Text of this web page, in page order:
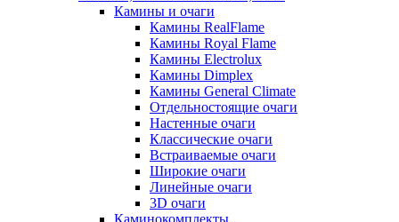
Камины и очаги
Камины RealFlame
Камины Royal Flame
Камины Electrolux
Камины Dimplex
Камины General Climate
Отдельностоящие очаги
Настенные очаги
Классические очаги
Встраиваемые очаги
Широкие очаги
Линейные очаги
3D очаги
Каминокомплекты